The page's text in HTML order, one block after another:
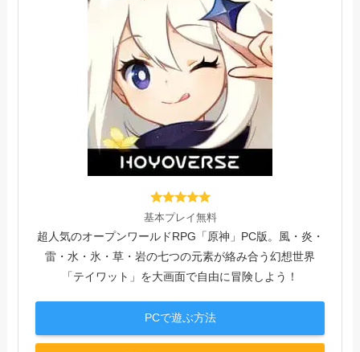
基本プレイ無料
超人気のオープンワールドRPG「原神」PC版。風・炎・
雷・水・氷・草・岩の七つの元素が絡み合う幻想世界
「テイワット」を大画面で自由に冒険しよう！
PCで遊ぶ方法